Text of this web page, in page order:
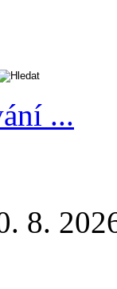
...
8.